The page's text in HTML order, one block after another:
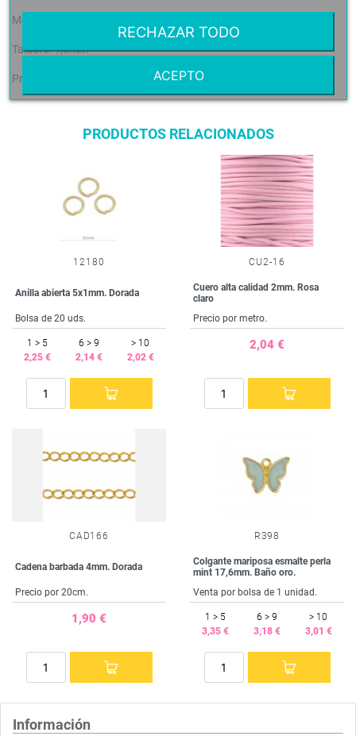
Medida: 17,6x14,1mm
Taladro: 1,8mm
Precio: El precio es por bolsa de 1 unidad
PRODUCTOS RELACIONADOS
12180
Anilla abierta 5x1mm. Dorada
Bolsa de 20 uds.
1 > 5
2,25 €
6 > 9
2,14 €
> 10
2,02 €
CU2-16
Cuero alta calidad 2mm. Rosa
claro
Precio por metro.
2,04 €
CAD166
Cadena barbada 4mm. Dorada
Precio por 20cm.
1,90 €
R398
Colgante mariposa esmalte perla
mint 17,6mm. Baño oro.
Venta por bolsa de 1 unidad.
1 > 5
3,35 €
6 > 9
3,18 €
> 10
3,01 €
Información
RECHAZAR TODO
ACEPTO